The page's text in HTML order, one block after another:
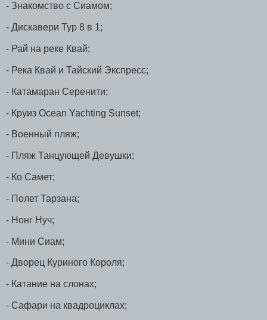
- Знакомство с Сиамом;
- Дискавери Тур 8 в 1;
- Рай на реке Квай;
- Река Квай и Тайский Экспресс;
- Катамаран Серенити;
- Круиз Ocean Yachting Sunset;
- Военный пляж;
- Пляж Танцующей Девушки;
- Ко Самет;
- Полет Тарзана;
- Нонг Нуч;
- Мини Сиам;
- Дворец Куриного Короля;
- Катание на слонах;
- Сафари на квадроциклах;